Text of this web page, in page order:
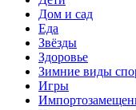
Дом и сад
Еда
Звёзды
Здоровье
Зимние виды
Игры